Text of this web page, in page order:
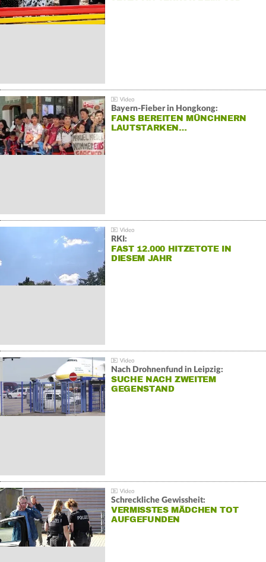
Bayern-Fieber in Hongkong:
FANS BEREITEN MÜNCHNERN
LAUTSTARKEN…
RKI:
FAST 12.000 HITZETOTE IN
DIESEM JAHR
Nach Drohnenfund in Leipzig:
SUCHE NACH ZWEITEM
GEGENSTAND
Schreckliche Gewissheit:
VERMISSTES MÄDCHEN TOT
AUFGEFUNDEN